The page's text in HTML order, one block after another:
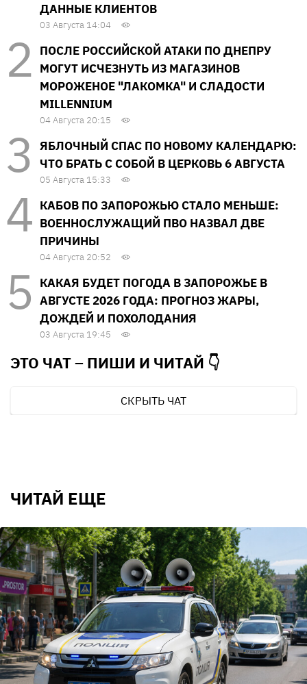
ДАННЫЕ КЛИЕНТОВ
03 Августа 14:04
ПОСЛЕ РОССИЙСКОЙ АТАКИ ПО ДНЕПРУ
МОГУТ ИСЧЕЗНУТЬ ИЗ МАГАЗИНОВ
МОРОЖЕНОЕ "ЛАКОМКА" И СЛАДОСТИ
MILLENNIUM
04 Августа 20:15
ЯБЛОЧНЫЙ СПАС ПО НОВОМУ КАЛЕНДАРЮ:
ЧТО БРАТЬ С СОБОЙ В ЦЕРКОВЬ 6 АВГУСТА
05 Августа 15:33
КАБОВ ПО ЗАПОРОЖЬЮ СТАЛО МЕНЬШЕ:
ВОЕННОСЛУЖАЩИЙ ПВО НАЗВАЛ ДВЕ
ПРИЧИНЫ
04 Августа 20:52
КАКАЯ БУДЕТ ПОГОДА В ЗАПОРОЖЬЕ В
АВГУСТЕ 2026 ГОДА: ПРОГНОЗ ЖАРЫ,
ДОЖДЕЙ И ПОХОЛОДАНИЯ
03 Августа 19:45
ЭТО ЧАТ – ПИШИ И ЧИТАЙ 👇
СКРЫТЬ ЧАТ
ЧИТАЙ ЕЩЕ